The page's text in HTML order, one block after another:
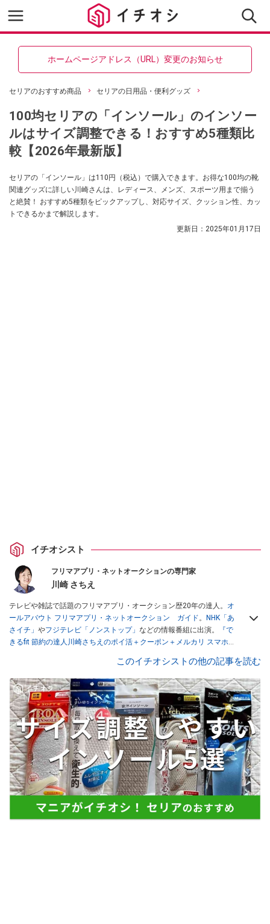
ホームページアドレス（URL）変更のお知らせ
セリアのおすすめ商品 セリアの日用品・便利グッズ
100均セリアの「インソール」のインソー
ルはサイズ調整できる！おすすめ5種類比
較【2026年最新版】
セリアの「インソール」は110円（税込）で購入できます。お得な100均の靴
関連グッズに詳しい川崎さんは、レディース、メンズ、スポーツ用まで揃う
と絶賛！ おすすめ5種類をピックアップし、対応サイズ、クッション性、カッ
トできるかまで解説します。
更新日： 2025年01月17日
イチオシスト
フリマアプリ・ネットオークションの専門家
川崎 さちえ
テレビや雑誌で話題のフリマアプリ・オークション歴20年の達人。 オ
ールアバウト フリマアプリ・ネットオークション ガイド。
NHK「あ
さイチ」 やフジテレビ「ノンストップ」 などの情報番組に出演。
『で
きるfit 節約の達人川崎さちえのポイ活＋クーポン＋メルカリ スマホで
スマホ1つでスキマ時間に効率的に稼ぐ！』（翔泳社刊） ほか著書多
数。ブログは「川崎さちえのごちゃまぜ日記」。
■経歴：2003年、夫が子育てをするために、突然会社を辞める。翌月
からの給料が０円になり、家にいながら、しかも空いた時間でできる
オークションに目をつける。しかし、取引の仕方がわからずに、まず
は落札者として参加。その後、出品者側にまわり、家の中の物を出品
しまくる。出品する物がほぼなくなってからは、仕入れを経験。ネッ
トオークションを生活の一部に取り入れるべく、「ネットオークショ
ンやフリマアプリは生活のインフラになる」という考えを持つ。また
消費税増税の社会においては、ネットオークションやフリマアプリが
家計の救世主になりえると考え、業者とは違う視点でユーザーとして
このイチオシストの他の記事を読む